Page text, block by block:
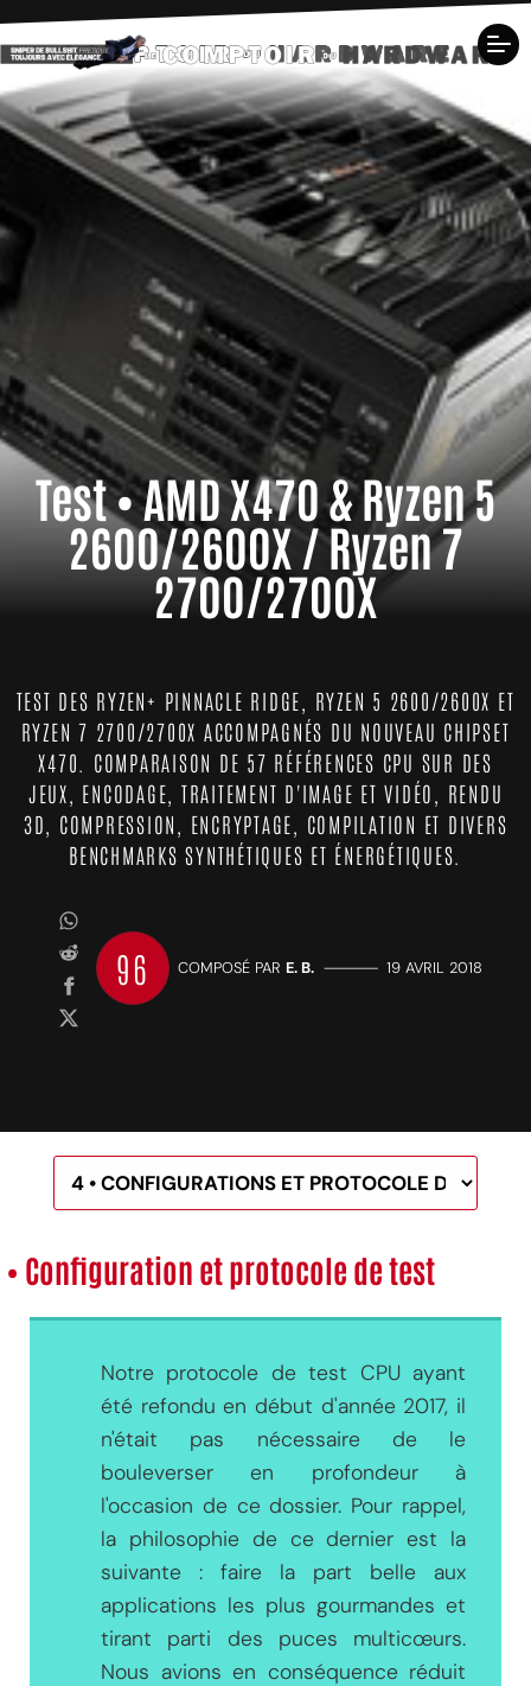
Test • AMD X470 & Ryzen 5
2600/2600X / Ryzen 7
2700/2700X
TEST DES RYZEN+ PINNACLE RIDGE, RYZEN 5 2600/2600X ET
RYZEN 7 2700/2700X ACCOMPAGNÉS DU NOUVEAU CHIPSET
X470. COMPARAISON DE 57 RÉFÉRENCES CPU SUR DES
JEUX, ENCODAGE, TRAITEMENT D'IMAGE ET VIDÉO, RENDU
3D, COMPRESSION, ENCRYPTAGE, COMPILATION ET DIVERS
BENCHMARKS SYNTHÉTIQUES ET ÉNERGÉTIQUES.
96 COMPOSÉ PAR E. B. ————— 19 AVRIL 2018
• Configuration et protocole de test
Notre protocole de test CPU ayant
été refondu en début d'année 2017, il
n'était pas nécessaire de le
bouleverser en profondeur à
l'occasion de ce dossier. Pour rappel,
la philosophie de ce dernier est la
suivante : faire la part belle aux
applications les plus gourmandes et
tirant parti des puces multicœurs.
Nous avions en conséquence réduit